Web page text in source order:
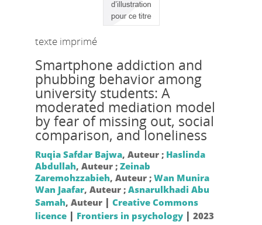
texte imprimé
Smartphone addiction and
phubbing behavior among
university students: A
moderated mediation model
by fear of missing out, social
comparison, and loneliness
Ruqia Safdar Bajwa, Auteur ; Haslinda
Abdullah, Auteur ; Zeinab
Zaremohzzabieh, Auteur ; Wan Munira
Wan Jaafar, Auteur ; Asnarulkhadi Abu
Samah, Auteur | Creative Commons
licence| Frontiers in psychology| 2023